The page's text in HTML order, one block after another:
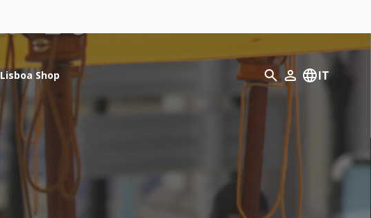
Lisboa Shop Ricerca
Il mio profilo
IT